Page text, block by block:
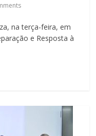
na terça-feira, em
e Resposta à